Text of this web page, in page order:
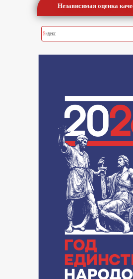
Независимая оценка